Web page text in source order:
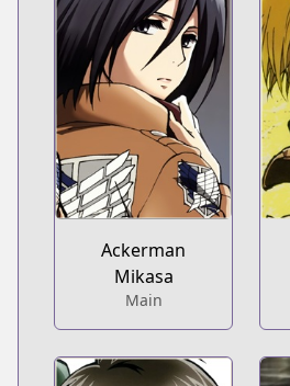
Ackerman
Mikasa
Main